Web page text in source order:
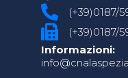
(+39)0187/
(+39)0187/
Informazioni: